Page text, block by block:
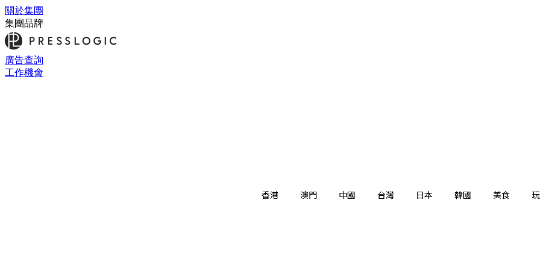
關於集團
集團品牌
廣告查詢
工作機會
香港 澳門 中國 台灣 日本 韓國 美食